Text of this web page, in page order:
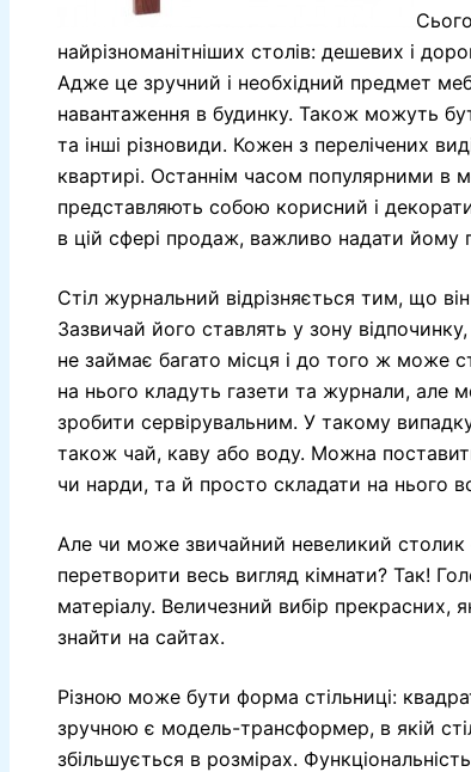
найрізноманітніших столів: дешевих і
Адже це зручний і необхідний предмет
навантаження в будинку. Також можуть
та інші різновиди. Кожен з перелічених
квартирі. Останнім часом популярними в
представляють собою корисний і
в цій сфері продаж, важливо надати йому
Стіл журнальний відрізняється тим, що
Зазвичай його ставлять у зону
не займає багато місця і до того ж може
на нього кладуть газети та журнали, але
зробити сервірувальним. У такому
також чай, каву або воду. Можна
чи нарди, та й просто складати на нього
Але чи може звичайний невеликий столик
перетворити весь вигляд кімнати? Так!
матеріалу. Величезний вибір
знайти на сайтах.
Різною може бути форма стільниці:
зручною є модель-трансформер, в якій
збільшується в розмірах.